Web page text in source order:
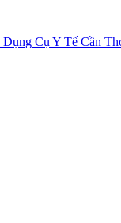
Dụng Cụ Y Tế Cần